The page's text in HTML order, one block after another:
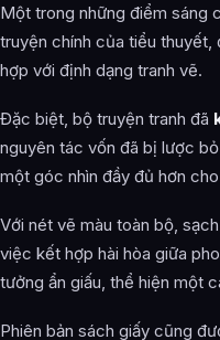
Một trong những điểm sáng
truyện chính của tiểu
hợp với định dạng tranh vẽ.
Đặc biệt, bộ truyện tranh đã
nguyên tác vốn đã bị lược
một góc nhìn đầy đủ hơn
Với nét vẽ màu toàn bộ,
việc kết hợp hài hòa giữa
tưởng ẩn giấu, thể hiện một
Phiên bản sách giấy cũng